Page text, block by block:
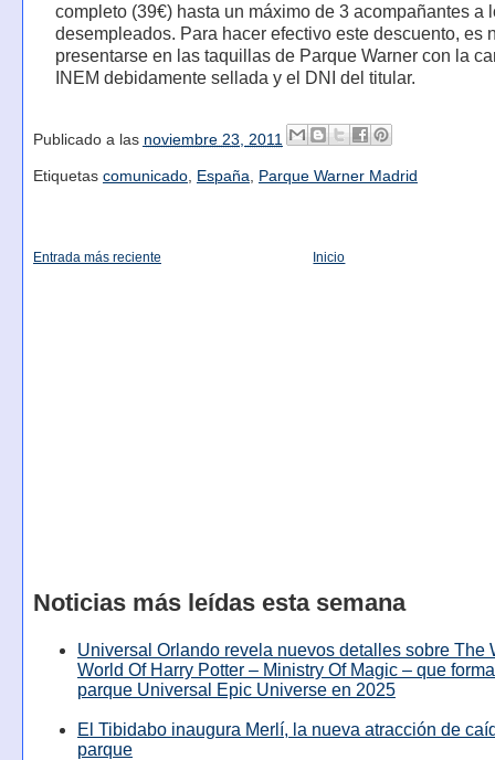
completo (39€) hasta un máximo de 3 acompañantes a
desempleados. Para hacer efectivo este descuento, es
presentarse en las taquillas de Parque Warner con la
INEM debidamente sellada y el DNI del titular.
Publicado a las noviembre 23, 2011
Etiquetas comunicado, España, Parque Warner Madrid
Entrada más reciente Inicio
Noticias más leídas esta semana
Universal Orlando revela nuevos detalles sobre The
World Of Harry Potter – Ministry Of Magic – que
parque Universal Epic Universe en 2025
El Tibidabo inaugura Merlí, la nueva atracción de
parque